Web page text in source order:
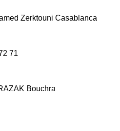
Zerktouni Casablanca
71
Bouchra